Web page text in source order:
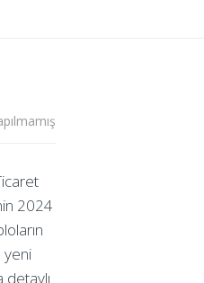
2024
yeni